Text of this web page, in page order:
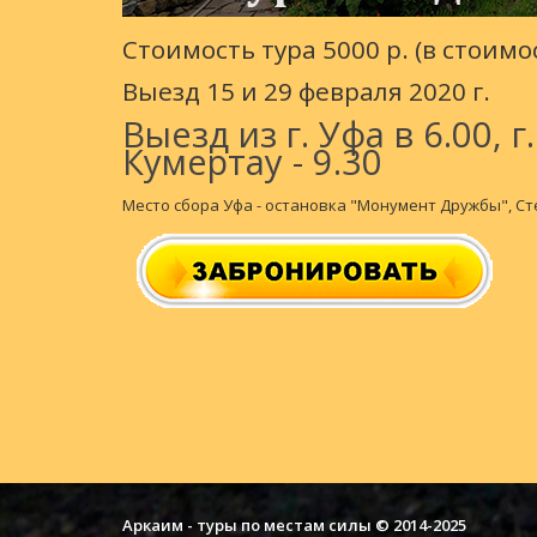
Стоимость тура 5000 р. (в
Выезд 15 и 29 февраля 2020 г.
Выезд из г. Уфа в 6.00,
Кумертау - 9.30
Место сбора Уфа - остановка "Монумент Дружбы",
Аркаим - туры по местам силы © 2014-2025